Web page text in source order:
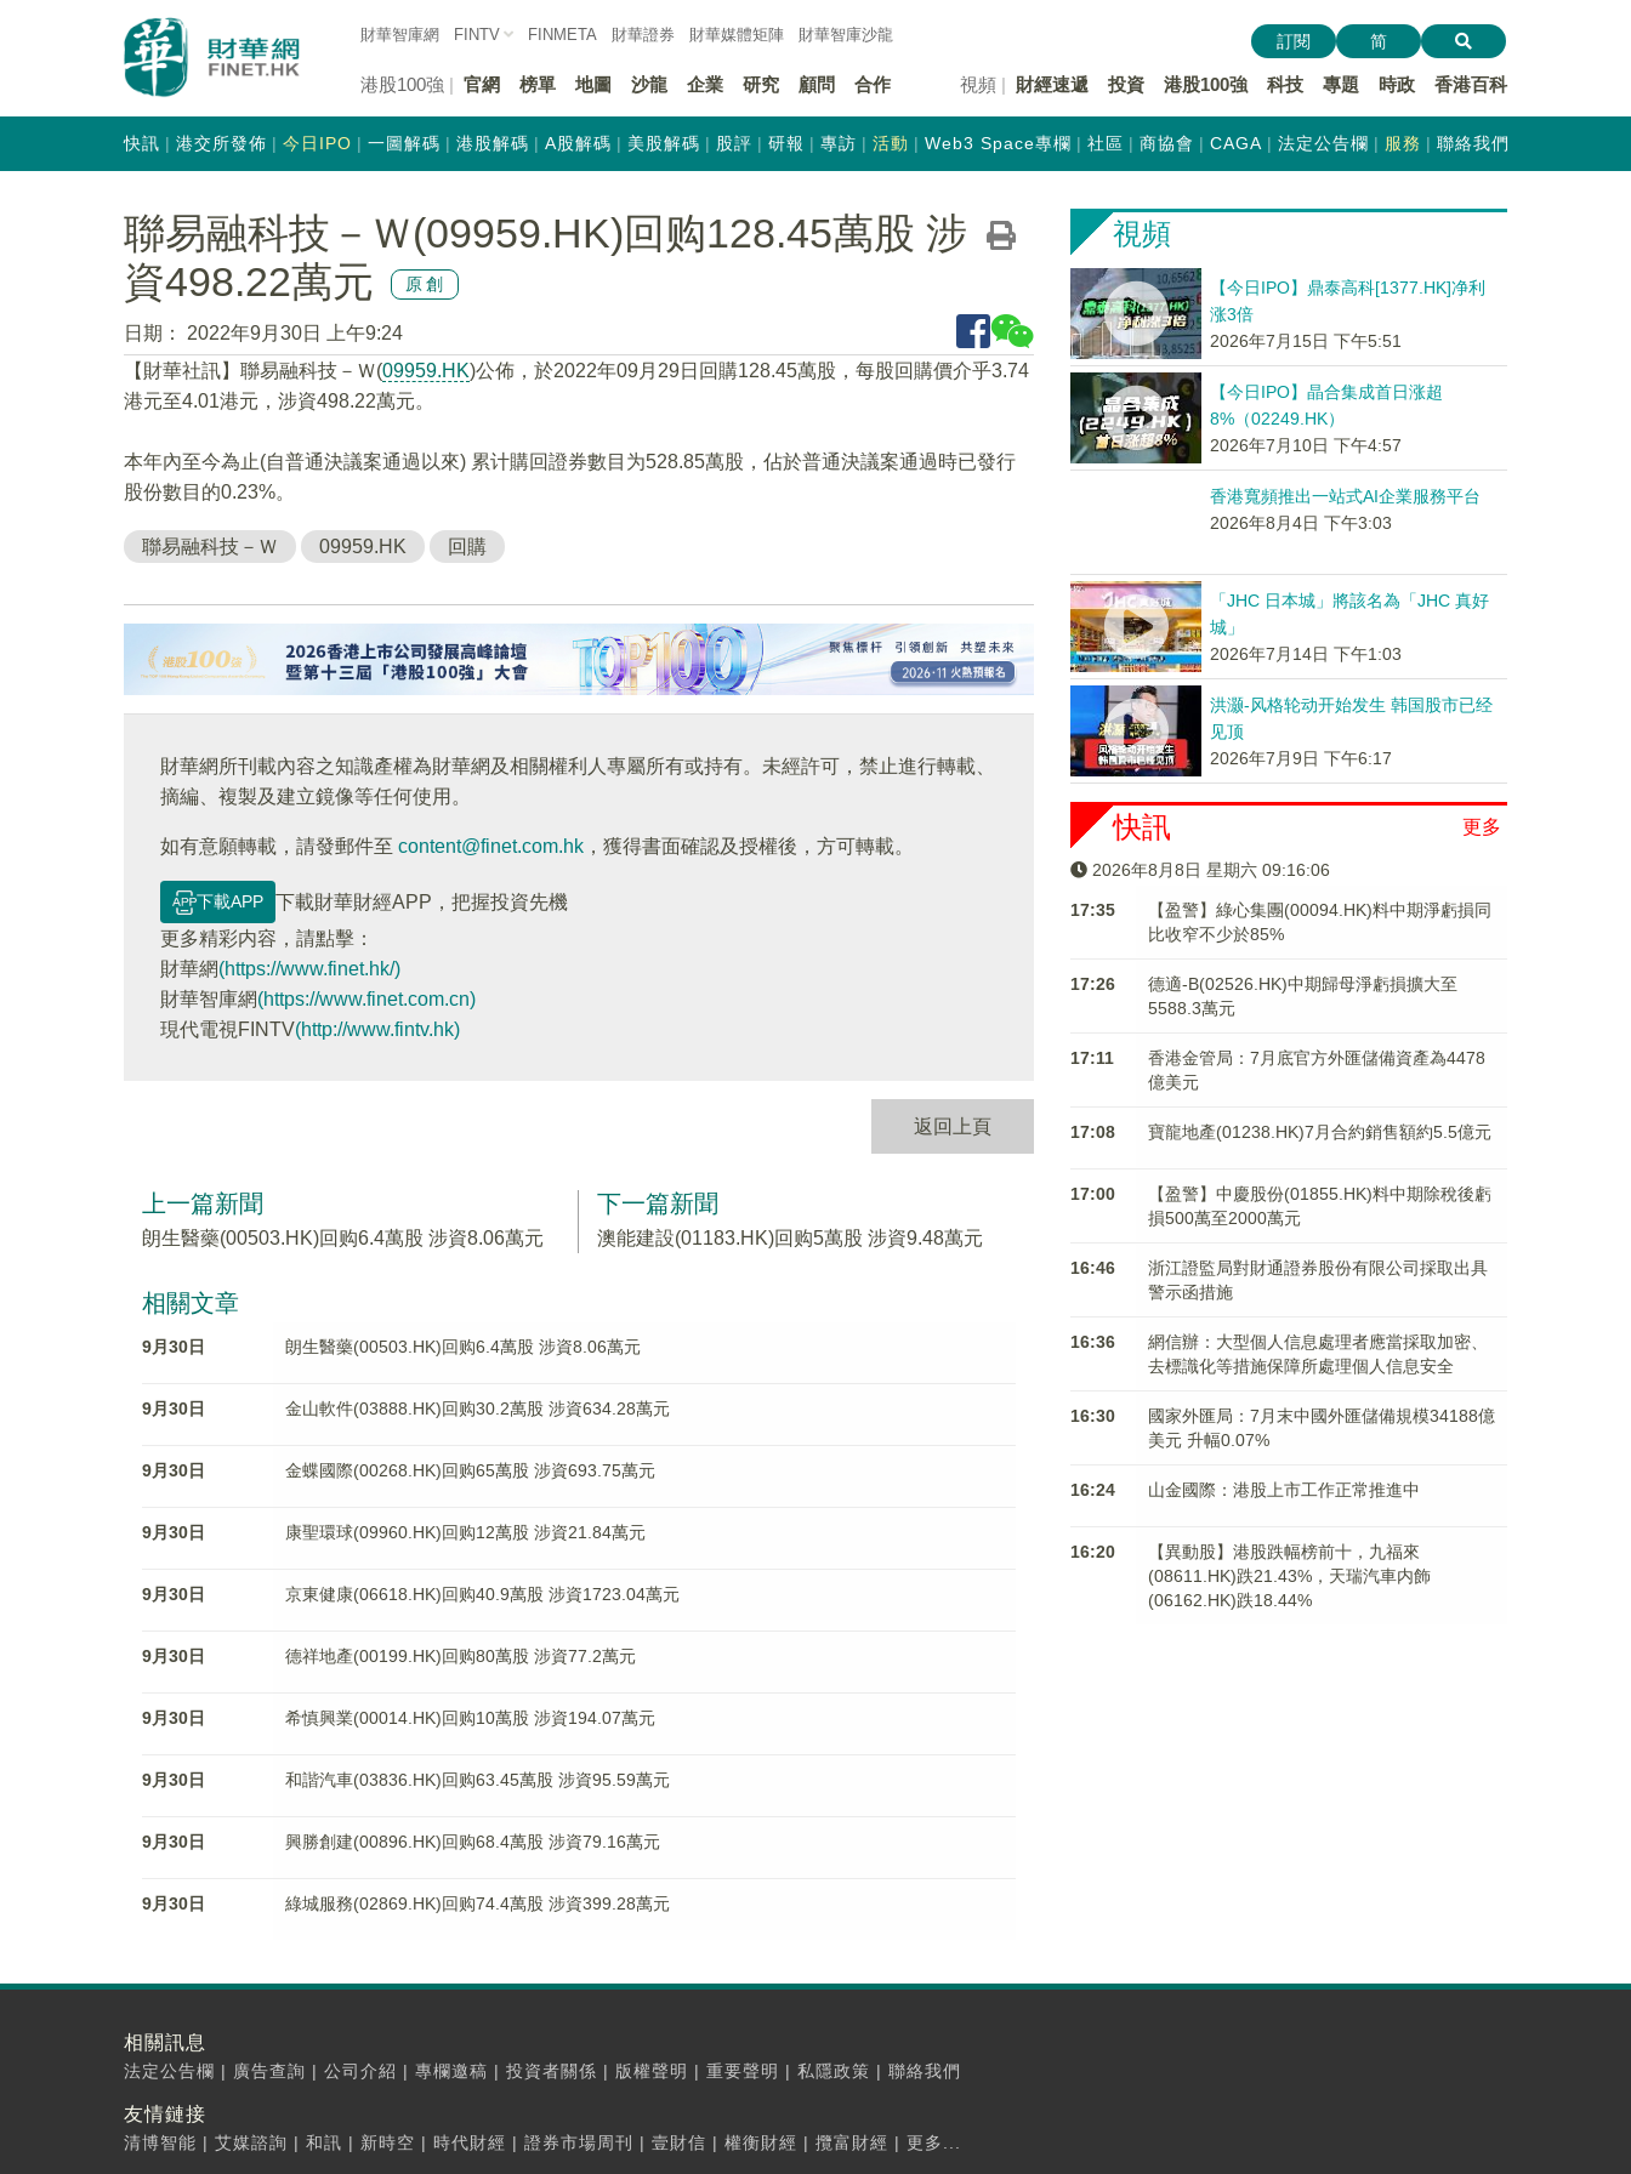
財華智庫網 FINTV FINMETA 財華證券 財華媒體矩陣 財華智庫沙龍
港股100強 官網 榜單 地圖 沙龍 企業 研究 顧問 合作 視頻 財經速遞 投資 港股100強 科技 專題 時政 香港百科
訂閱 简
快訊 港交所發佈 今日IPO 一圖解碼 港股解碼 A股解碼 美股解碼 股評 研報 專訪 活動 Web3 Space專欄 社區 商協會 CAGA 法定公告欄 服務 聯絡我們
聯易融科技－Ｗ(09959.HK)回购128.45萬股 涉
資498.22萬元
原創
日期：
2022年9月30日 上午9:24
【財華社訊】聯易融科技－Ｗ(09959.HK)公佈，於2022年09月29日回購128.45萬股，每股回購價介乎3.74
港元至4.01港元，涉資498.22萬元。
本年內至今為止(自普通決議案通過以來) 累计購回證券數目为528.85萬股，佔於普通決議案通過時已發行
股份數目的0.23%。
聯易融科技－Ｗ 09959.HK 回購
財華網所刊載內容之知識產權為財華網及相關權利人專屬所有或持有。未經許可，禁止進行轉載、
摘編、複製及建立鏡像等任何使用。
如有意願轉載，請發郵件至 content@finet.com.hk ，獲得書面確認及授權後，方可轉載。
下載APP
下載財華財經APP，把握投資先機
更多精彩内容，請點擊：
財華網(https://www.finet.hk/)
財華智庫網(https://www.finet.com.cn)
現代電視FINTV(http://www.fintv.hk)
返回上頁
上一篇新聞
朗生醫藥(00503.HK)回购6.4萬股 涉資8.06萬元
下一篇新聞
澳能建設(01183.HK)回购5萬股 涉資9.48萬元
相關文章
9月30日 朗生醫藥(00503.HK)回购6.4萬股 涉資8.06萬元
9月30日 金山軟件(03888.HK)回购30.2萬股 涉資634.28萬元
9月30日 金蝶國際(00268.HK)回购65萬股 涉資693.75萬元
9月30日 康聖環球(09960.HK)回购12萬股 涉資21.84萬元
9月30日 京東健康(06618.HK)回购40.9萬股 涉資1723.04萬元
9月30日 德祥地產(00199.HK)回购80萬股 涉資77.2萬元
9月30日 希慎興業(00014.HK)回购10萬股 涉資194.07萬元
9月30日 和諧汽車(03836.HK)回购63.45萬股 涉資95.59萬元
9月30日 興勝創建(00896.HK)回购68.4萬股 涉資79.16萬元
9月30日 綠城服務(02869.HK)回购74.4萬股 涉資399.28萬元
視頻
【今日IPO】鼎泰高科[1377.HK]净利
涨3倍
2026年7月15日 下午5:51
【今日IPO】晶合集成首日涨超
8%（02249.HK）
2026年7月10日 下午4:57
香港寬頻推出一站式AI企業服務平台
2026年8月4日 下午3:03
「JHC 日本城」將該名為「JHC 真好
城」
2026年7月14日 下午1:03
洪灏-风格轮动开始发生 韩国股市已经
见顶
2026年7月9日 下午6:17
更多
快訊
2026年8月8日 星期六 09:16:07
17:35
【盈警】綠心集團(00094.HK)料中期淨虧損同
比收窄不少於85%
17:26
德適-B(02526.HK)中期歸母淨虧損擴大至
5588.3萬元
17:11
香港金管局：7月底官方外匯儲備資產為4478
億美元
17:08 寶龍地產(01238.HK)7月合約銷售額約5.5億元
17:00
【盈警】中慶股份(01855.HK)料中期除稅後虧
損500萬至2000萬元
16:46
浙江證監局對財通證券股份有限公司採取出具
警示函措施
16:36
網信辦：大型個人信息處理者應當採取加密、
去標識化等措施保障所處理個人信息安全
16:30
國家外匯局：7月末中國外匯儲備規模34188億
美元 升幅0.07%
16:24 山金國際：港股上市工作正常推進中
16:20
【異動股】港股跌幅榜前十，九福來
(08611.HK)跌21.43%，天瑞汽車内飾
(06162.HK)跌18.44%
相關訊息
法定公告欄 | 廣告查詢 | 公司介紹 | 專欄邀稿 | 投資者關係 | 版權聲明 | 重要聲明 | 私隱政策 | 聯絡我們
友情鏈接
清博智能 | 艾媒諮詢 | 和訊 | 新時空 | 時代財經 | 證券市場周刊 | 壹財信 | 權衡財經 | 攬富財經 | 更多...